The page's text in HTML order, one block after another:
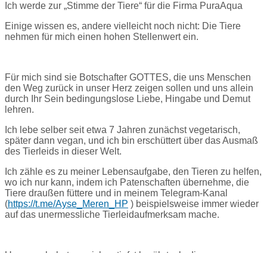
Ich werde zur „Stimme der Tiere“ für die Firma PuraAqua
Einige wissen es, andere vielleicht noch nicht: Die Tiere
nehmen für mich einen hohen Stellenwert ein.
Für mich sind sie Botschafter GOTTES, die uns Menschen
den Weg zurück in unser Herz zeigen sollen und uns allein
durch Ihr Sein bedingungslose Liebe, Hingabe und Demut
lehren.
Ich lebe selber seit etwa 7 Jahren zunächst vegetarisch,
später dann vegan, und ich bin erschüttert über das Ausmaß
des Tierleids in dieser Welt.
Ich zähle es zu meiner Lebensaufgabe, den Tieren zu helfen,
wo ich nur kann, indem ich Patenschaften übernehme, die
Tiere draußen füttere und in meinem Telegram-Kanal
(https://t.me/Ayse_Meren_HP ) beispielsweise immer wieder
auf das unermessliche Tierleidaufmerksam mache.